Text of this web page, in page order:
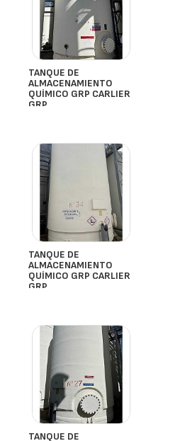
TANQUE DE
ALMACENAMIENTO
QUÍMICO GRP CARLIER
GRP
TANQUE DE
ALMACENAMIENTO
QUÍMICO GRP CARLIER
GRP
TANQUE DE